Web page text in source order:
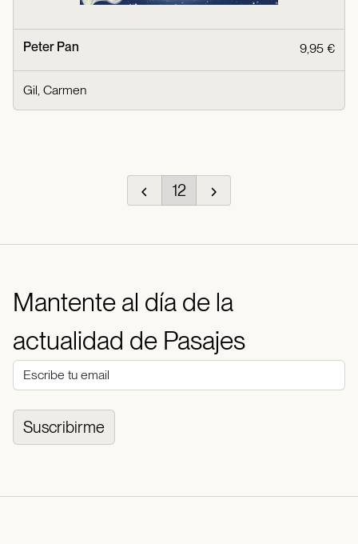
Peter Pan 9,95 €
Gil, Carmen
12
Mantente al día de la
actualidad de Pasajes
Suscribirme